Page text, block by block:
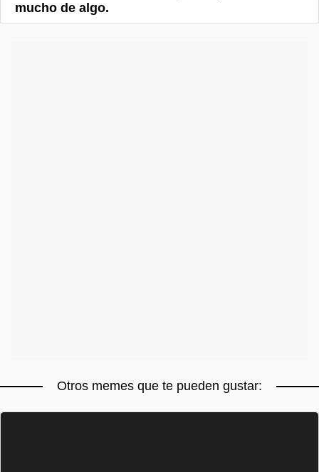
mucho de algo.
Otros memes que te pueden gustar: